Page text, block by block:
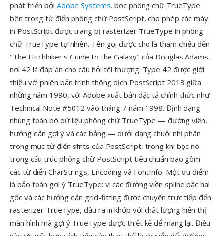
phát triển bởi Adobe Systems, bọc phông chữ TrueType
bên trong từ điển phông chữ PostScript, cho phép các máy
in PostScript được trang bị rasterizer TrueType in phông
chữ TrueType tự nhiên. Tên gọi được cho là tham chiếu đến
"The Hitchhiker's Guide to the Galaxy" của Douglas Adams,
nơi 42 là đáp án cho câu hỏi tối thượng. Type 42 được giới
thiệu với phiên bản trình thông dịch PostScript 2013 giữa
những năm 1990, với Adobe xuất bản đặc tả chính thức như
Technical Note #5012 vào tháng 7 năm 1998. Định dạng
nhúng toàn bộ dữ liệu phông chữ TrueType — đường viền,
hướng dẫn gợi ý và các bảng — dưới dạng chuỗi nhị phân
trong mục từ điển sfnts của PostScript, trong khi bọc nó
trong cấu trúc phông chữ PostScript tiêu chuẩn bao gồm
các từ điển CharStrings, Encoding và FontInfo. Một ưu điểm
là bảo toàn gợi ý TrueType: vì các đường viền spline bậc hai
gốc và các hướng dẫn grid-fitting được chuyển trực tiếp đến
rasterizer TrueType, đầu ra in khớp với chất lượng hiển thị
màn hình mà gợi ý TrueType được thiết kế để mang lại. Điều